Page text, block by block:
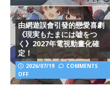
由網遊誤會引發的戀愛喜劇
《現実もたまには嘘をつ
く》2027年電視動畫化確
定！
2026/07/19
COMMENTS
OFF